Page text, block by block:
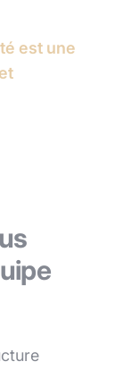
est une